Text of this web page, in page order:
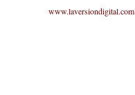
www.laversiondigital.com